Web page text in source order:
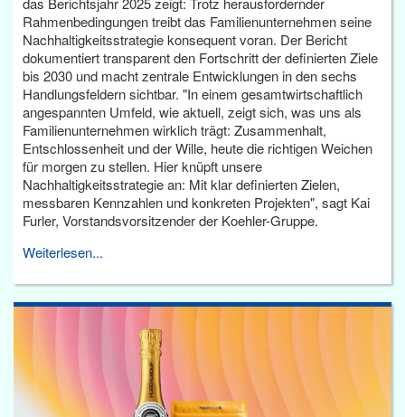
Rahmenbedingungen treibt das Familienunternehmen seine
Nachhaltigkeitsstrategie konsequent voran. Der Bericht
dokumentiert transparent den Fortschritt der definierten Ziele
bis 2030 und macht zentrale Entwicklungen in den sechs
Handlungsfeldern sichtbar. "In einem gesamtwirtschaftlich
angespannten Umfeld, wie aktuell, zeigt sich, was uns als
Familienunternehmen wirklich trägt: Zusammenhalt,
Entschlossenheit und der Wille, heute die richtigen Weichen
für morgen zu stellen. Hier knüpft unsere
Nachhaltigkeitsstrategie an: Mit klar definierten Zielen,
messbaren Kennzahlen und konkreten Projekten", sagt Kai
Furler, Vorstandsvorsitzender der Koehler-Gruppe.
Weiterlesen...